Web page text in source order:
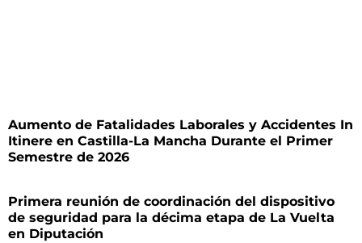
Aumento de Fatalidades Laborales y Accidentes In
Itinere en Castilla-La Mancha Durante el Primer
Semestre de 2026
Primera reunión de coordinación del dispositivo
de seguridad para la décima etapa de La Vuelta
en Diputación